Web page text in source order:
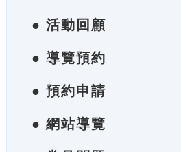
● 活動回顧
● 導覽預約
● 預約申請
● 網站導覽